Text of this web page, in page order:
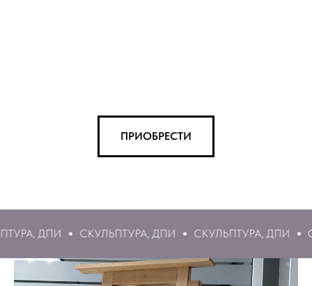
ПРИОБРЕСТИ
СКУЛЬПТУРА, ДПИ СКУЛЬПТУРА, ДПИ СКУЛЬПТУРА,